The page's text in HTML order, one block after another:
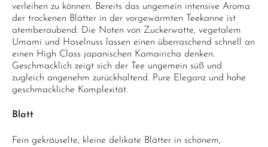
verleihen zu können. Bereits das ungemein intensive Aroma
der trockenen Blätter in der vorgewärmten Teekanne ist
atemberaubend. Die Noten von Zuckerwatte, vegetalem
Umami und Haselnuss lassen einen überraschend schnell an
einen High Class japanischen Kamairicha denken.
Geschmacklich zeigt sich der Tee ungemein süß und
zugleich angenehm zurückhaltend. Pure Eleganz und hohe
geschmackliche Komplexität.
Blatt
Fein gekräuselte, kleine delikate Blätter in schönem,